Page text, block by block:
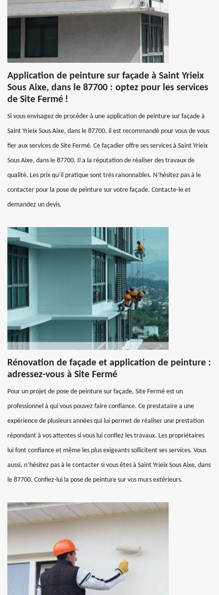
Application de peinture sur façade à Saint Yrieix
Sous Aixe, dans le 87700 : optez pour les services
de Site Fermé !
Si vous envisagez de procéder à une application de peinture sur façade à
Saint Yrieix Sous Aixe, dans le 87700, il est recommandé pour vous de vous
fier aux services de Site Fermé. Ce façadier offre ses services à Saint Yrieix
Sous Aixe, dans le 87700. Il a la réputation de réaliser des travaux de
qualité. Les prix qu’il pratique sont très raisonnables. N’hésitez pas à le
contacter pour la pose de peinture sur votre façade. Contacte-le et
demandez un devis.
Rénovation de façade et application de peinture :
adressez-vous à Site Fermé
Pour un projet de pose de peinture sur façade, Site Fermé est un
professionnel à qui vous pouvez faire confiance. Ce prestataire a une
expérience de plusieurs années qui lui permet de réaliser une prestation
répondant à vos attentes si vous lui confiez les travaux. Les propriétaires
lui font confiance et même les plus exigeants sollicitent ses services. Vous
aussi, n’hésitez pas à le contacter si vous êtes à Saint Yrieix Sous Aixe, dans
le 87700. Confiez-lui la pose de peinture sur vos murs extérieurs.